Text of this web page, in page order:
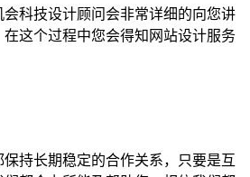
会科技设计顾问会非常详细的向您讲
这个过程中您会得知网站设计服务
持长期稳定的合作关系，只要是互